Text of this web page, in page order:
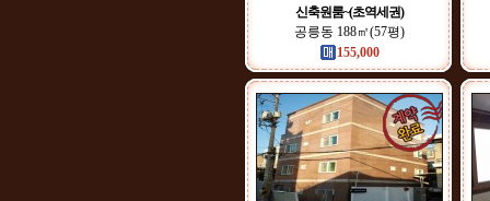
신축원룸~(초역세권)
공릉동 188㎡(57평)
155,000